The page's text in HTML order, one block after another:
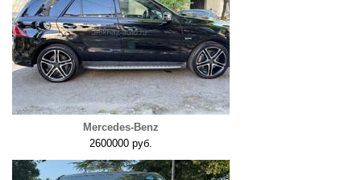
Mercedes-Benz
2600000 руб.